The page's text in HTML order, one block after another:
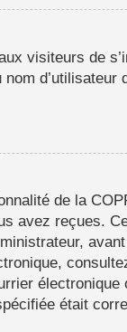
visiteurs de
de la
avez reçues.
était